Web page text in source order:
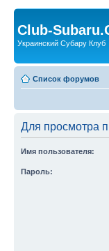
Club-
Украинский Субару Клуб
Список форумов
Для просмотра
Имя пользователя:
Пароль: